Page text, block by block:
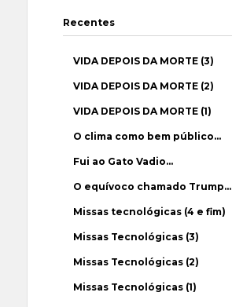
Recentes
VIDA DEPOIS DA MORTE (3)
VIDA DEPOIS DA MORTE (2)
VIDA DEPOIS DA MORTE (1)
O clima como bem público…
Fui ao Gato Vadio…
O equívoco chamado Trump…
Missas tecnológicas (4 e fim)
Missas Tecnológicas (3)
Missas Tecnológicas (2)
Missas Tecnológicas (1)